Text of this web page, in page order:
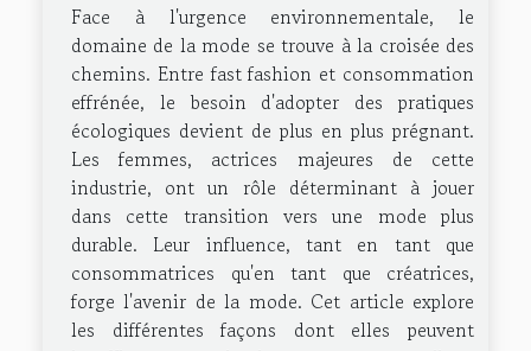
Face à l'urgence environnementale, le
domaine de la mode se trouve à la croisée des
chemins. Entre fast fashion et consommation
effrénée, le besoin d'adopter des pratiques
écologiques devient de plus en plus prégnant.
Les femmes, actrices majeures de cette
industrie, ont un rôle déterminant à jouer
dans cette transition vers une mode plus
durable. Leur influence, tant en tant que
consommatrices qu'en tant que créatrices,
forge l'avenir de la mode. Cet article explore
les différentes façons dont elles peuvent